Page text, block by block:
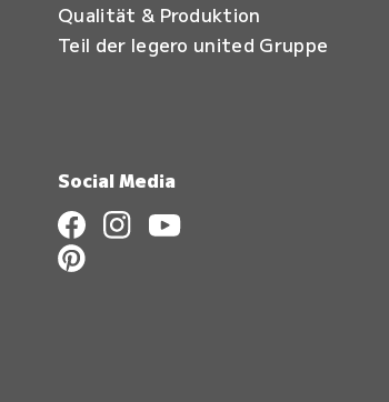
Qualität & Produktion
Teil der legero united Gruppe
Social Media